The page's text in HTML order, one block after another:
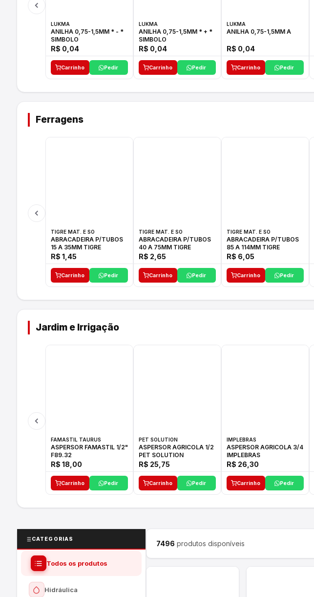
LUKMA
ANILHA 0,75-1,5MM * - *
SIMBOLO
R$ 0,04
Carrinho Pedir
LUKMA
ANILHA 0,75-1,5MM * + *
SIMBOLO
R$ 0,04
Carrinho Pedir
LUKMA
ANILHA 0,75-1,5MM A
R$ 0,04
Carrinho Pedir
Ferragens
TIGRE MAT. E SO
ABRACADEIRA P/TUBOS
15 A 35MM TIGRE
R$ 1,45
Carrinho Pedir
TIGRE MAT. E SO
ABRACADEIRA P/TUBOS
40 A 75MM TIGRE
R$ 2,65
Carrinho Pedir
TIGRE MAT. E SO
ABRACADEIRA P/TUBOS
85 A 114MM TIGRE
R$ 6,05
Carrinho Pedir
Jardim e Irrigação
FAMASTIL TAURUS
ASPERSOR FAMASTIL 1/2"
F89.32
R$ 18,00
Carrinho Pedir
PET SOLUTION
ASPERSOR AGRICOLA 1/2
PET SOLUTION
R$ 25,75
Carrinho Pedir
IMPLEBRAS
ASPERSOR AGRICOLA 3/4
IMPLEBRAS
R$ 26,30
Carrinho Pedir
CATEGORIAS
Todos os produtos
Hidráulica
7496 produtos disponíveis